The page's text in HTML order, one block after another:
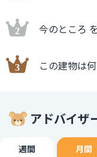
今のところ
この建物は
アドバイザ
週間 月間